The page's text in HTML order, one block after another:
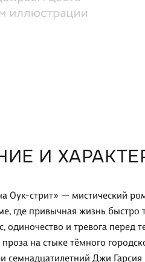
И
Оук-стрит» — мистический
где привычная жизнь
одиночество и тревога перед
на стыке тёмного
семнадцатилетний Джи